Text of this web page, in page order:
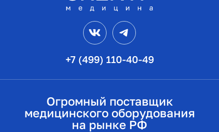
+7 (499) 110-40-49
VK
Огромный поставщик
медицинского оборудования
на рынке РФ